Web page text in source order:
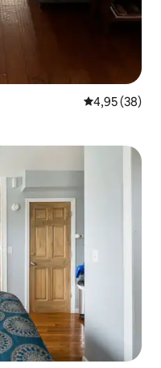
4,95 de uma
4,95 (38)